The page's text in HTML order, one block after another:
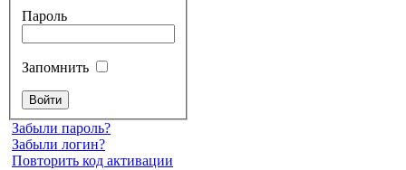
Пароль
Запомнить
Забыли пароль?
Забыли логин?
Повторить код активации